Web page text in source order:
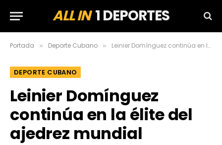
ALL IN1 DEPORTES
Portada » Deporte Cubano » Leinier Domínguez continúa en la élite del ajedrez mundial
DEPORTE CUBANO
Leinier Domínguez
continúa en la élite del
ajedrez mundial